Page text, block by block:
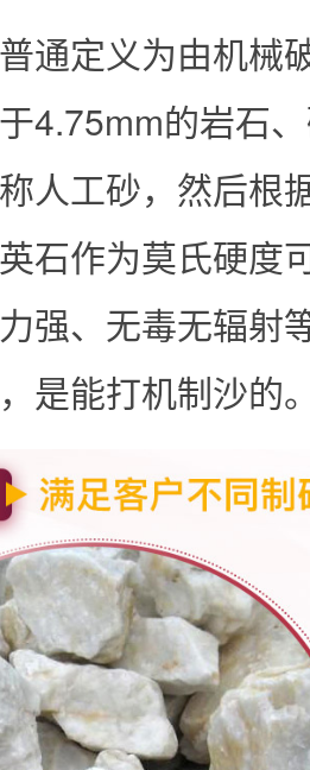
通定义为由机械
4.75mm的岩石
人工砂，然后根
石作为莫氏硬度
强、无毒无辐射
是能打机制沙的。